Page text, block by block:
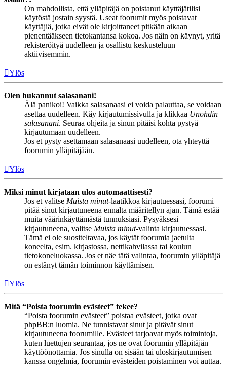
On mahdollista, että ylläpitäjä on poistanut käyttäjätilisi
käytöstä jostain syystä. Useat foorumit myös poistavat
käyttäjiä, jotka eivät ole kirjoittaneet pitkään aikaan
pienentääkseen tietokantansa kokoa. Jos näin on käynyt, yritä
rekisteröityä uudelleen ja osallistu keskusteluun
aktiivisemmin.
Ylös
Olen hukannut salasanani!
Älä panikoi! Vaikka salasanaasi ei voida palauttaa, se voidaan
asettaa uudelleen. Käy kirjautumissivulla ja klikkaa Unohdin
salasanani. Seuraa ohjeita ja sinun pitäisi kohta pystyä
kirjautumaan uudelleen.
Jos et pysty asettamaan salasanaasi uudelleen, ota yhteyttä
foorumin ylläpitäjään.
Ylös
Miksi minut kirjataan ulos automaattisesti?
Jos et valitse Muista minut-laatikkoa kirjautuessasi, foorumi
pitää sinut kirjautuneena ennalta määritellyn ajan. Tämä estää
muita väärinkäyttämästä tunnuksiasi. Pysyäksesi
kirjautuneena, valitse Muista minut-valinta kirjautuessasi.
Tämä ei ole suositeltavaa, jos käytät foorumia jaetulta
koneelta, esim. kirjastossa, nettikahvilassa tai koulun
tietokoneluokassa. Jos et näe tätä valintaa, foorumin ylläpitäjä
on estänyt tämän toiminnon käyttämisen.
Ylös
Mitä “Poista foorumin evästeet” tekee?
“Poista foorumin evästeet” poistaa evästeet, jotka ovat
phpBB:n luomia. Ne tunnistavat sinut ja pitävät sinut
kirjautuneena foorumille. Evästeet tarjoavat myös toimintoja,
kuten luettujen seurantaa, jos ne ovat foorumin ylläpitäjän
käyttöönottamia. Jos sinulla on sisään tai uloskirjautumisen
kanssa ongelmia, foorumin evästeiden poistaminen voi auttaa.